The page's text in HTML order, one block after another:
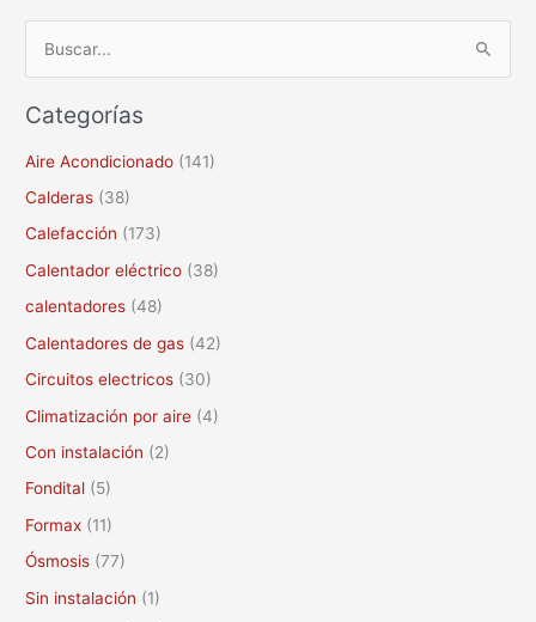
s
o
r
:
Categorías
Aire Acondicionado (141)
Calderas (38)
Calefacción (173)
Calentador eléctrico (38)
calentadores (48)
Calentadores de gas (42)
Circuitos electricos (30)
Climatización por aire (4)
Con instalación (2)
Fondital (5)
Formax (11)
Ósmosis (77)
Sin instalación (1)